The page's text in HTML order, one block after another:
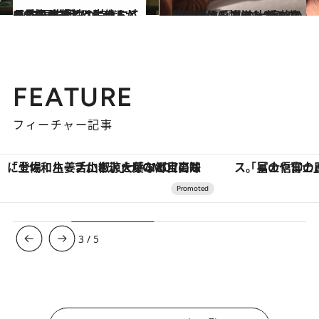
2023.11.30
【#3】多様性の時代にこそ見失う「どう生きるか？」の答えは、他人との“共同生活”にヒントがあるかも
カルチャー 2023.9.14
マリオン・コティヤールの最新作 『私の大嫌いな弟へ』は愛と憎しみの 複雑な関係を描いた“家族の物語”
カルチャー
FEATURE
フィーチャー記事
「星のや富士」でデジタルデトックス。冨士信仰の歴史を辿り、心身を調える。 ヴァシュロン・コンスタンタ
3 / 5